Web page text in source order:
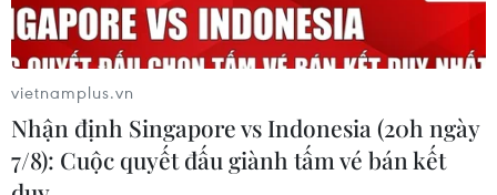
vietnamplus.vn
Nhận định Singapore vs Indonesia (20h ngày
7/8): Cuộc quyết đấu giành tấm vé bán kết